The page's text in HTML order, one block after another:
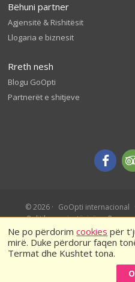
Ne po përdorimcookies për
mirë. Duke përdorur faqen
Termat dhe Kushtet tona.
Bëhuni partner
Agjensitë & Rishitësit
Llogaria e biznesit
Rreth nesh
Blogu GoOpti
Partnerët e shitjeve
© 2026 GoOpti internacional
Politika e privatësisë